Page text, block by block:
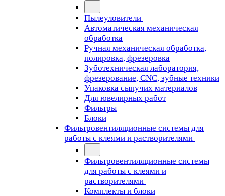
Пылеуловители
Автоматическая механическая
обработка
Ручная механическая обработка,
полировка, фрезеровка
Зуботехническая лаборатория,
фрезерование, CNC, зубные техники
Упаковка сыпучих материалов
Для ювелирных работ
Фильтры
Блоки
Фильтровентиляционные системы для
работы с клеями и растворителями
Фильтровентиляционные системы
для работы с клеями и
растворителями
Комплекты и блоки